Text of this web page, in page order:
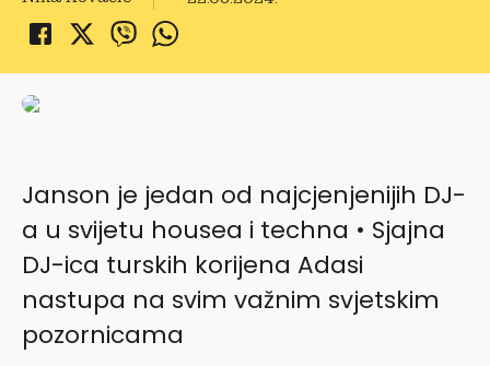
Janson je jedan od najcjenjenijih DJ-
a u svijetu housea i techna • Sjajna
DJ-ica turskih korijena Adasi
nastupa na svim važnim svjetskim
pozornicama